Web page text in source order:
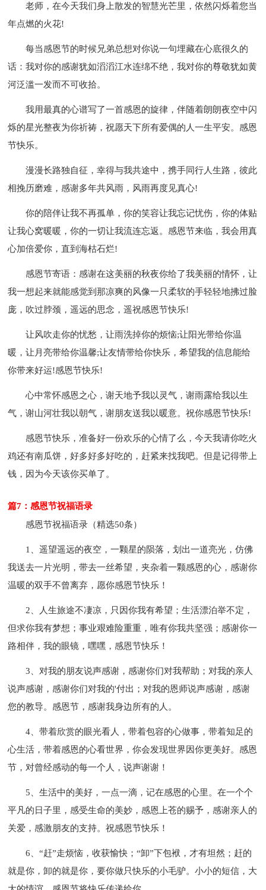
老师，在今天我们身上散发的智慧光芒里，依然闪烁着您当
年点燃的火花!
每当感恩节的时候兄弟总想对你说一句埋藏在心底很久的
话：我对你的感谢犹如滔滔江水连绵不绝，我对你的尊敬犹如黄
河泛滥一发而不可收拾。
我用最真的心谱写了一首感恩的旋律，伴随着朗朗夜空中闪
烁的星光整夜为你祈祷，祝愿天下所有爱偶的人一生平安。感恩
节快乐。
漫漫长路独自征，幸得与我共途中，携手同行人生路，彼此
相挽历磨难，感谢多年共风雨，风雨再度见真心!
你的陪伴让我不再孤单，你的笑容让我忘记忧伤，你的体贴
让我心窝暖暖，你的一切让我流连忘返。感恩节来临，我会用真
心加倍爱你，直到海枯石烂!
感恩节寄语：感谢在这美丽的秋夜你给了我美丽的情怀，让
我一想起来就能感觉到那凉爽的风像一只柔软的手轻轻地拂过脸
庞，吹过脖颈，遥远的思念，遥祝感恩节快乐!
让风吹走你的忧愁，让雨洗掉你的烦恼;让阳光带给你温
暖，让月亮带给你温馨;让友情带给你快乐，希望我的信息能给
你带来好运!感恩节快乐!
心中常怀感恩之心，谢天地予我以灵气，谢雨露给我以生
气，谢山河壮我以朝气，谢朋友送我以暖意。祝你感恩节快乐!
感恩节快乐，准备好一份欢乐的心情了么，今天我请你吃火
鸡还有南瓜饼，好多好多好吃的，赶紧来找我吧。但是记得带上
钱，因为今天该你买单了。
篇7：感恩节祝福语录
感恩节祝福语录（精选50条）
1、遥望遥远的夜空，一颗星的陨落，划出一道亮光，仿佛
我送去一片光明，带去一丝希望，夹杂着一颗感恩的心，感谢你
温暖的双手不曾离弃，愿你感恩节快乐！
2、人生旅途不凄凉，只因你我有希望；生活漂泊举不定，
但求你我有梦想；事业艰难险重重，唯有你我共坚强；感谢你一
路相伴，我的眼镜，嘿嘿，感恩节快乐！
3、对我的朋友说声感谢，感谢你们对我帮助；对我的亲人
说声感谢，感谢你们对我的'付出；对我的恩师说声感谢，感谢
您的教导。感恩节，感谢我身边所有的人。
4、带着欣赏的眼光看人，带着包容的心做事，带着知足的
心生活，带着感恩的心看世界，你会发现世界因你更美好。感恩
节，对曾经感动的每一个人，说声谢谢！
5、生活中的美好，一点一滴，记在感恩的心里。在一个个
平凡的日子里，感受生命的美妙，感恩上苍的赐予，感谢亲人的
关爱，感激朋友的支持。祝感恩节快乐！
6、“赶”走烦恼，收获愉快；“卸”下包袱，才有坦然；赶的
就是你，卸的就是你，要你做只快乐的小毛驴。小小的短信，大